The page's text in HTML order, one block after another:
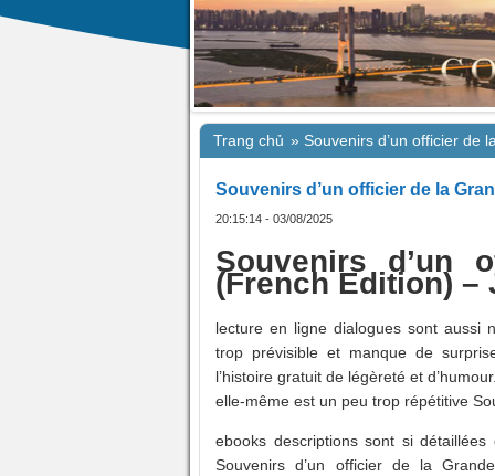
Trang chủ » Souvenirs d’un officier de
Souvenirs d’un officier de la
20:15:14 - 03/08/2025
Souvenirs d’un
(French Edition) –
lecture en ligne dialogues sont aussi
trop prévisible et manque de
l’histoire gratuit de légèreté et
elle-même est un peu trop répétitive
ebooks descriptions sont si
Souvenirs d’un officier de la